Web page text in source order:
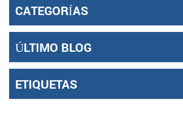
CATEGORÍAS
ÚLTIMO BLOG
ETIQUETAS